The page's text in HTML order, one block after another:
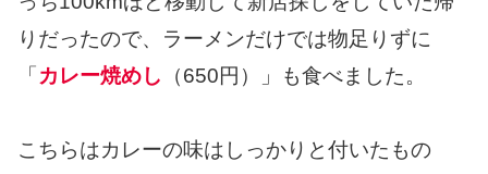
りだったので、ラーメンだけでは物足りずに
「 カレー焼めし （650円）」も食べました。
こちらはカレーの味はしっかりと付いたもの